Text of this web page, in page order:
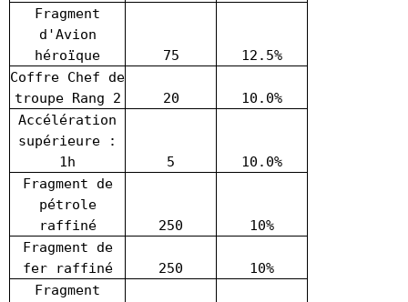
Fragment
d'Avion
héroïque
75
12.5%
Coffre Chef de
troupe Rang 2
20
10.0%
Accélération
supérieure :
1h
5
10.0%
Fragment de
pétrole
raffiné
250
10%
Fragment de
fer raffiné
250
10%
Fragment